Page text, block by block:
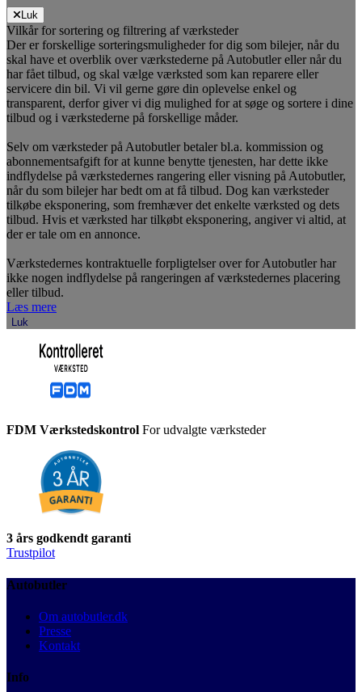
Luk
Vilkår for sortering og filtrering af værksteder
Der er forskellige sorteringsmuligheder for dig som bilejer, når du
skal have et overblik over værkstederne på Autobutler eller når du
har fået tilbud, og skal vælge værksted som kan reparere eller
servicere din bil. Vi vil gerne gøre din oplevelse enkel og
transparent, derfor giver vi dig mulighed for at søge og sortere i dine
tilbud og i værkstederne på forskellige måder.
Selv om værksteder på Autobutler betaler bl.a. kommission og
abonnementsafgift for at kunne benytte tjenesten, har dette ikke
indflydelse på værkstedernes rangering eller visning på Autobutler,
når du som bilejer har bedt om at få tilbud. Dog kan værksteder
tilkøbe eksponering, som fremhæver det enkelte værksted og dets
tilbud. Hvis et værksted har tilkøbt eksponering, angiver vi altid, at
der er tale om en annonce.
Værkstedernes kontraktuelle forpligtelser over for Autobutler har
ikke nogen indflydelse på rangeringen af værkstedernes placering
eller tilbud.
Læs mere
Luk
FDM Værkstedskontrol For udvalgte værksteder
3 års godkendt garanti
Trustpilot
Autobutler
Om autobutler.dk
Presse
Kontakt
Info